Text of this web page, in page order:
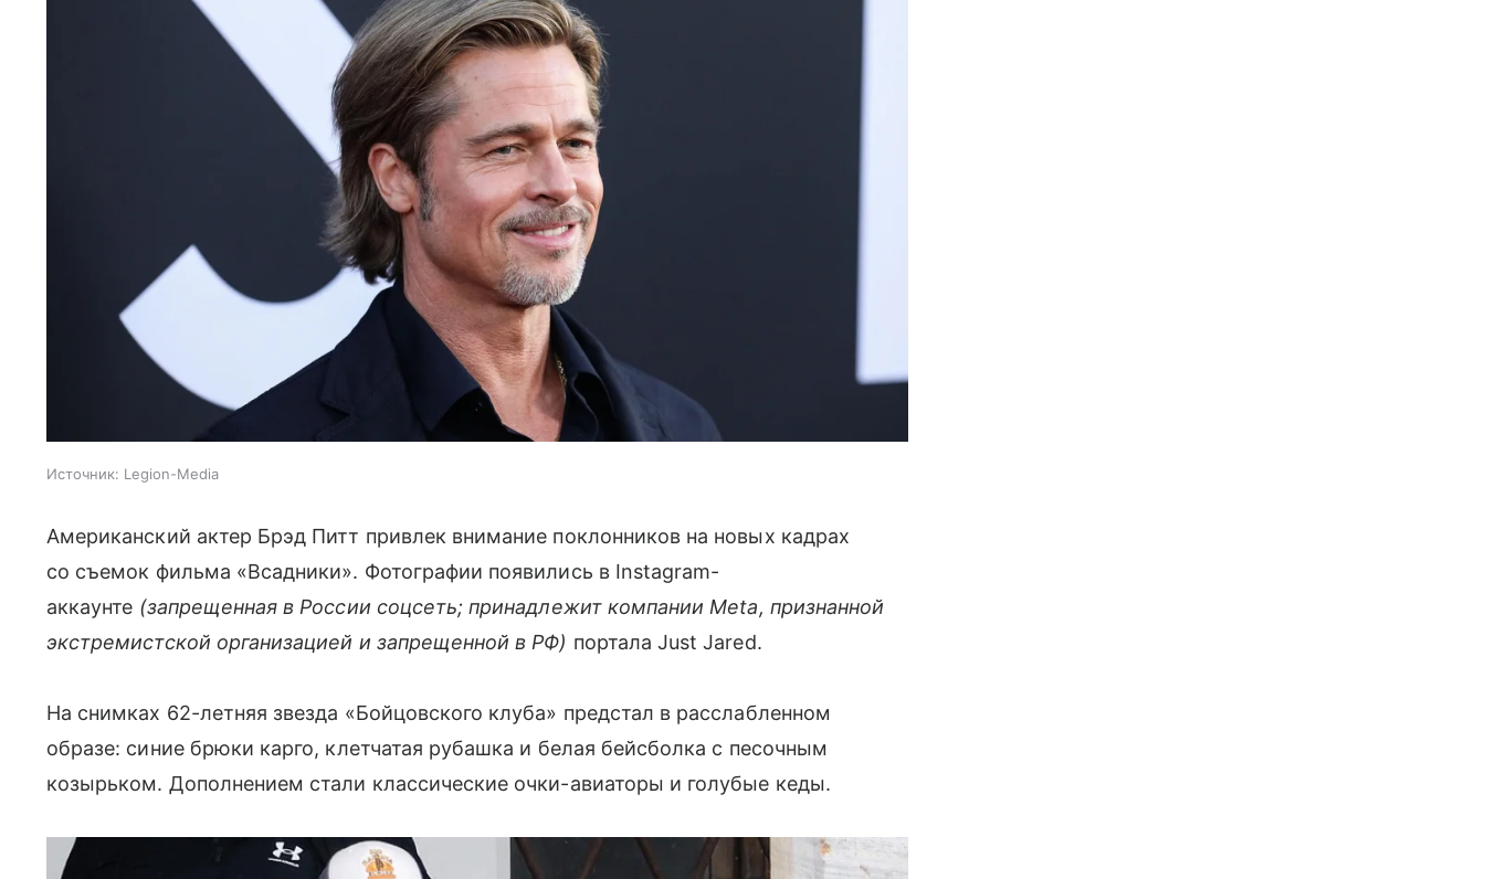
Источник: Legion-Media
Американский актер Брэд Питт привлек внимание поклонников на новых кадрах
со съемок фильма «Всадники». Фотографии появились в Instagram-
аккаунте (запрещенная в России соцсеть; принадлежит компании Meta, признанной
экстремистской организацией и запрещенной в РФ) портала Just Jared.
На снимках 62-летняя звезда «Бойцовского клуба» предстал в расслабленном
образе: синие брюки карго, клетчатая рубашка и белая бейсболка с песочным
козырьком. Дополнением стали классические очки-авиаторы и голубые кеды.